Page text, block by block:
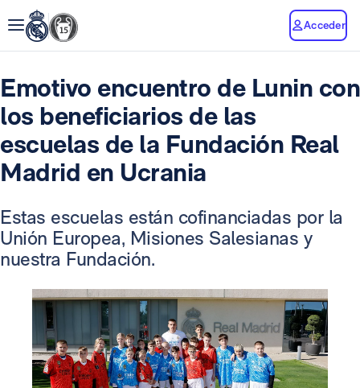
Acceder
Emotivo encuentro de Lunin con
los beneficiarios de las
escuelas de la Fundación Real
Madrid en Ucrania
Estas escuelas están cofinanciadas por la
Unión Europea, Misiones Salesianas y
nuestra Fundación.